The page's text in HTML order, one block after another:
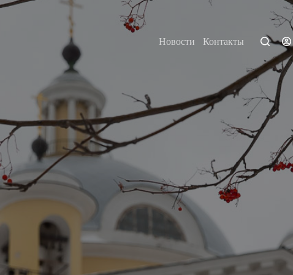
Новости Контакты